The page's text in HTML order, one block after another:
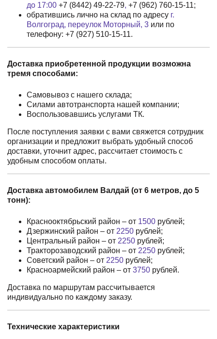
до 17:00 +7 (8442) 49-22-79, +7 (962) 760-15-11;
обратившись лично на склад по адресу г.
Волгоград, переулок Моторный, 3 или по
телефону: +7 (927) 510-15-11.
Доставка приобретенной продукции возможна
тремя способами:
Самовывоз с нашего склада;
Силами автотранспорта нашей компании;
Воспользовавшись услугами ТК.
После поступления заявки с вами свяжется сотрудник
организации и предложит выбрать удобный способ
доставки, уточнит адрес, рассчитает стоимость с
удобным способом оплаты.
Доставка автомобилем Валдай (от 6 метров, до 5
тонн):
Краснооктябрьский район – от 1500 рублей;
Дзержинский район – от 2250 рублей;
Центральный район – от 2250 рублей;
Тракторозаводский район – от 2250 рублей;
Советский район – от 2250 рублей;
Красноармейский район – от 3750 рублей.
Доставка по маршрутам рассчитывается
индивидуально по каждому заказу.
Технические характеристики